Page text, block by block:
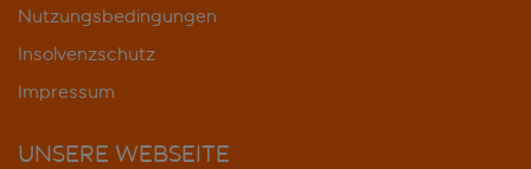
Nutzungsbedingungen
Insolvenzschutz
Impressum
UNSERE WEBSEITE